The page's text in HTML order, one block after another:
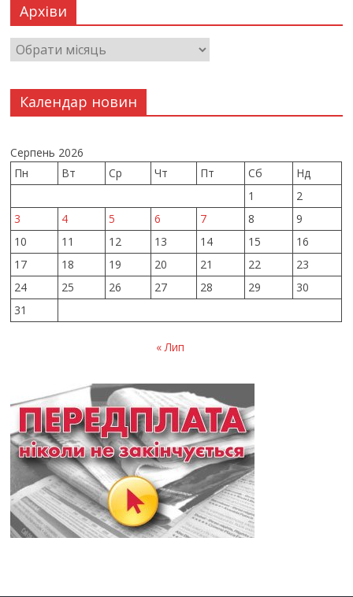
Архіви
Календар новин
Серпень 2026
Пн
Вт Ср Чт Пт Сб
Нд
1
2
3
4 5 6 7 8
9
10
11 12 13 14 15
16
17
18 19 20 21 22
23
24
25 26 27 28 29
30
31
« Лип